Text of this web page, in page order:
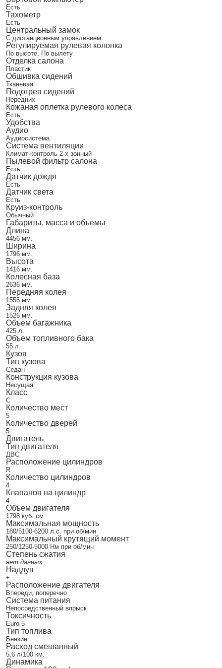
Есть
Тахометр
Есть
Центральный замок
С дистанционным управлением
Регулируемая рулевая колонка
По высоте, По вылету
Отделка салона
Пластик
Обшивка сидений
Тканевая
Подогрев сидений
Передних
Кожаная оплетка рулевого колеса
Есть
Удобства
Аудио
Аудиосистема
Система вентиляции
Климат-контроль 2-х зонный
Пылевой фильтр салона
Есть
Датчик дождя
Есть
Датчик света
Есть
Круиз-контроль
Обычный
Габариты, масса и объемы
Длина
4456 мм.
Ширина
1796 мм.
Высота
1416 мм.
Колесная база
2636 мм.
Передняя колея
1555 мм.
Задняя колея
1526 мм.
Объем багажника
425 л.
Объем топливного бака
55 л.
Кузов
Тип кузова
Седан
Конструкция кузова
Несущая
Класс
C
Количество мест
5
Количество дверей
5
Двигатель
Тип двигателя
ДВС
Расположение цилиндров
R
Количество цилиндров
4
Клапанов на цилиндр
4
Объем двигателя
1798 куб. см
Максимальная мощность
180/5100-6200 л.с. при об/мин
Максимальный крутящий момент
250/1250-5000 Нм при об/мин
Степень сжатия
нет данных
Наддув
+
Расположение двигателя
Впереди, поперечно
Система питания
Непосредственный впрыск
Токсичность
Euro 5
Тип топлива
Бензин
Расход смешанный
5,6 л/100 км.
Динамика